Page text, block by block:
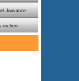
Jouvance
rochers